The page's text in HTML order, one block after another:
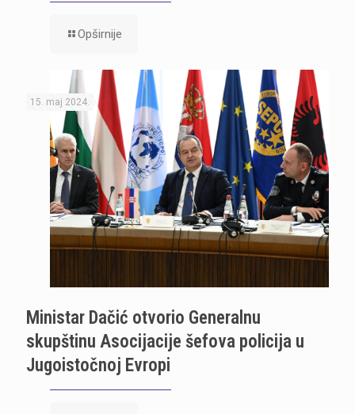
Opširnije
15. maj 2024.
Ministar Dačić otvorio Generalnu
skupštinu Asocijacije šefova policija u
Jugoistočnoj Evropi